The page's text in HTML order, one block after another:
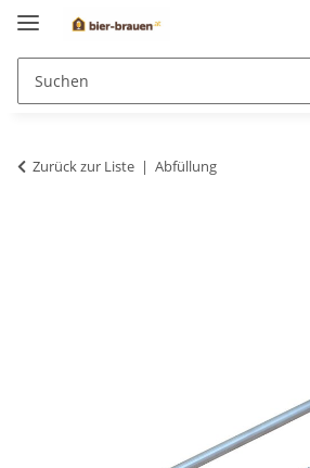
Zurück zur Liste Abfüllung